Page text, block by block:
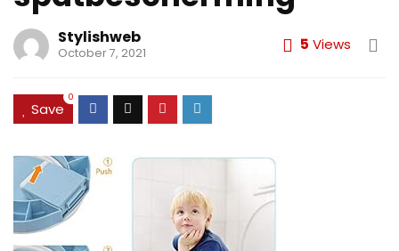
Stylishweb
October 7, 2021 5 Views
Save
0